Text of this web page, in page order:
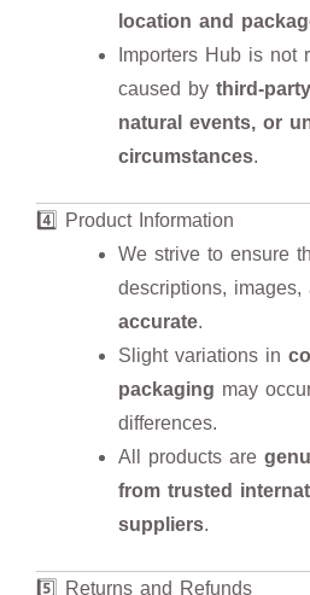
location and
Importers Hub is not
caused by third-
natural events, or
circumstances.
4️⃣ Product Information
We strive to ensure
descriptions,
accurate.
Slight variations in
packaging may
differences.
All products are
from trusted
suppliers.
5️⃣ Returns and Refunds